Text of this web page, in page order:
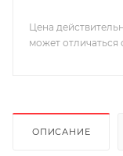
Цена
может отличаться
ОПИСАНИЕ